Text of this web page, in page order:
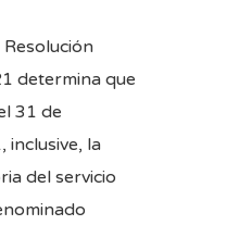
Resolución
determina que
31 de
inclusive, la
del servicio